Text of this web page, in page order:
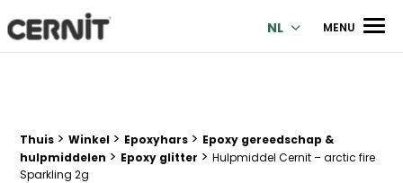
Cernit Une qualité haut de gamme pour des créations
NL MENU
Breadcrumb trail:
Thuis > Winkel > Epoxyhars > Epoxy gereedschap &
hulpmiddelen > Epoxy glitter > Hulpmiddel Cernit – arctic fire
Sparkling 2g